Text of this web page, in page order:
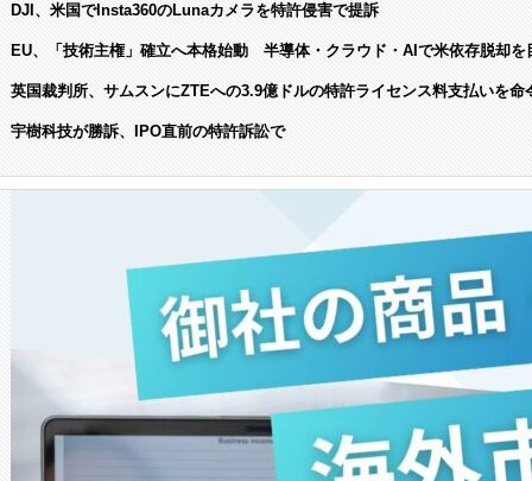
DJI、米国でInsta360のLunaカメラを特許侵害で提訴
EU、「技術主権」確立へ本格始動 半導体・クラウド・AIで米依存脱却を
英国裁判所、サムスンにZTEへの3.9億ドルの特許ライセンス料支払いを命
宇樹科技が勝訴、IPO直前の特許訴訟で